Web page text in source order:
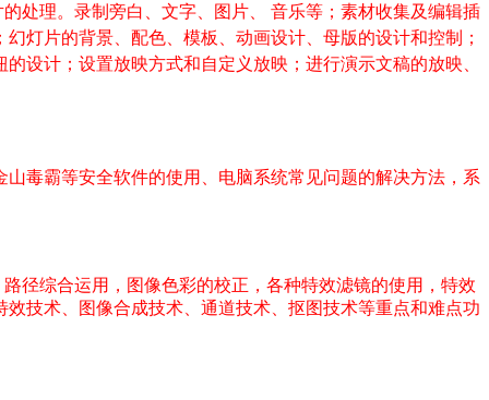
处理。录制旁白、文字、图片、
音乐等；素材收集及编辑插
灯片的背景、配色、模板、动画设计、母版的设计和控制；
设计；设置放映方式和自定义放映；进行演示文稿的放映、
山毒霸等安全软件的使用、电脑系统常见问题的解决方法，系
径综合运用，图像色彩的校正，各种特效滤镜的使用，特效
技术、图像合成技术、通道技术、抠图技术等重点和难点功